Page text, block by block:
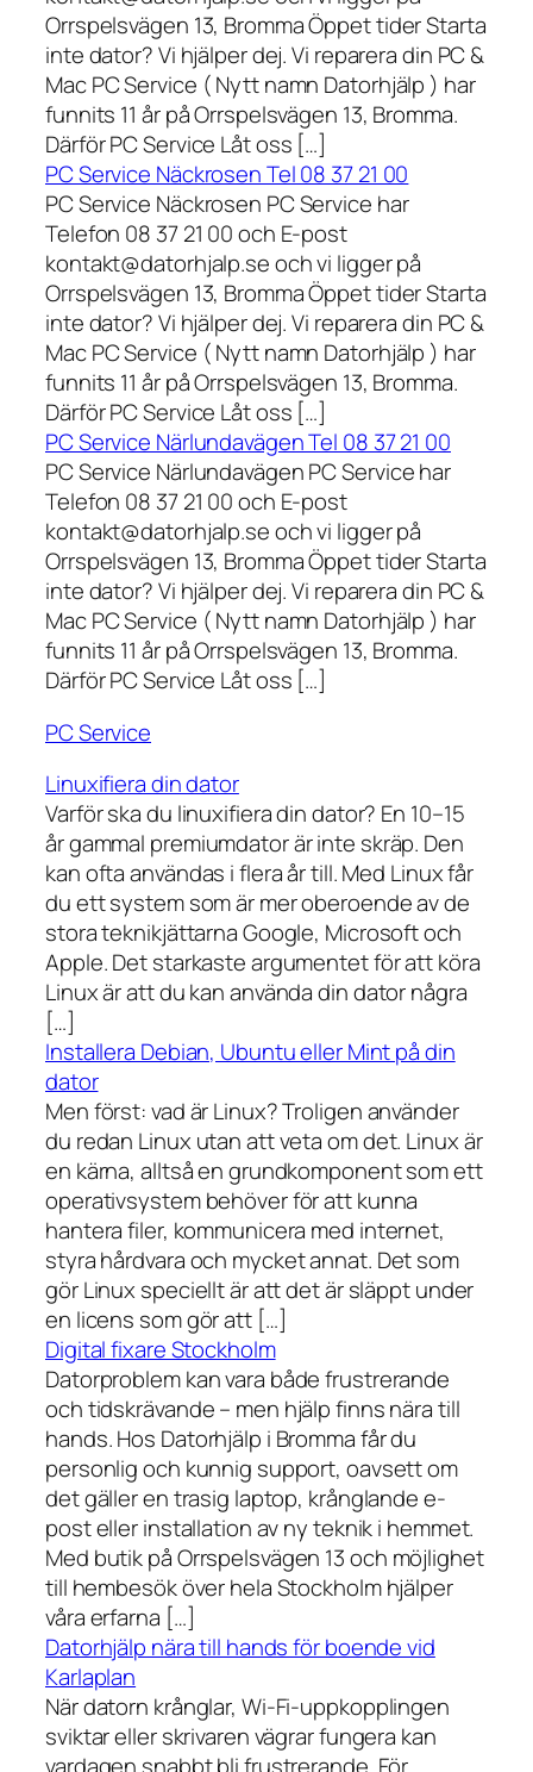
Orrspelsvägen 13, Bromma Öppet tider Starta
inte dator? Vi hjälper dej. Vi reparera din PC &
Mac PC Service ( Nytt namn Datorhjälp ) har
funnits 11 år på Orrspelsvägen 13, Bromma.
Därför PC Service Låt oss […]
PC Service Näckrosen Tel 08 37 21 00
PC Service Näckrosen PC Service har
Telefon 08 37 21 00 och E-post
kontakt@datorhjalp.se och vi ligger på
Orrspelsvägen 13, Bromma Öppet tider Starta
inte dator? Vi hjälper dej. Vi reparera din PC &
Mac PC Service ( Nytt namn Datorhjälp ) har
funnits 11 år på Orrspelsvägen 13, Bromma.
Därför PC Service Låt oss […]
PC Service Närlundavägen Tel 08 37 21 00
PC Service Närlundavägen PC Service har
Telefon 08 37 21 00 och E-post
kontakt@datorhjalp.se och vi ligger på
Orrspelsvägen 13, Bromma Öppet tider Starta
inte dator? Vi hjälper dej. Vi reparera din PC &
Mac PC Service ( Nytt namn Datorhjälp ) har
funnits 11 år på Orrspelsvägen 13, Bromma.
Därför PC Service Låt oss […]
PC Service
Linuxifiera din dator
Varför ska du linuxifiera din dator? En 10–15
år gammal premiumdator är inte skräp. Den
kan ofta användas i flera år till. Med Linux får
du ett system som är mer oberoende av de
stora teknikjättarna Google, Microsoft och
Apple. Det starkaste argumentet för att köra
Linux är att du kan använda din dator några
[…]
Installera Debian, Ubuntu eller Mint på din
dator
Men först: vad är Linux? Troligen använder
du redan Linux utan att veta om det. Linux är
en kärna, alltså en grundkomponent som ett
operativsystem behöver för att kunna
hantera filer, kommunicera med internet,
styra hårdvara och mycket annat. Det som
gör Linux speciellt är att det är släppt under
en licens som gör att […]
Digital fixare Stockholm
Datorproblem kan vara både frustrerande
och tidskrävande – men hjälp finns nära till
hands. Hos Datorhjälp i Bromma får du
personlig och kunnig support, oavsett om
det gäller en trasig laptop, krånglande e-
post eller installation av ny teknik i hemmet.
Med butik på Orrspelsvägen 13 och möjlighet
till hembesök över hela Stockholm hjälper
våra erfarna […]
Datorhjälp nära till hands för boende vid
Karlaplan
När datorn krånglar, Wi-Fi-uppkopplingen
sviktar eller skrivaren vägrar fungera kan